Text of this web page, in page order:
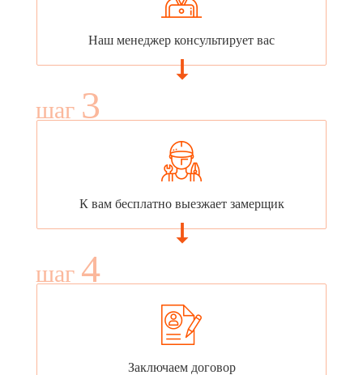
Наш менеджер консультирует вас
шаг 3
К вам бесплатно выезжает замерщик
шаг 4
Заключаем договор